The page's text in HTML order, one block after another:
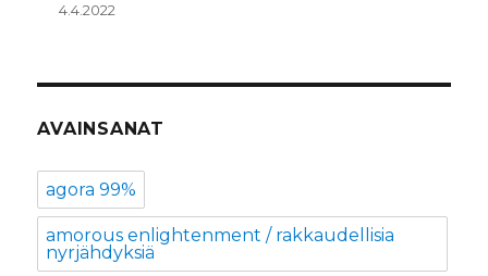
4.4.2022
AVAINSANAT
agora 99%
amorous enlightenment / rakkaudellisia
nyrjähdyksiä